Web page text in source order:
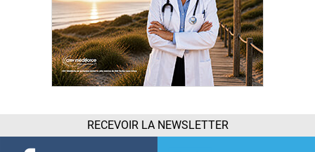
RECEVOIR LA NEWSLETTER